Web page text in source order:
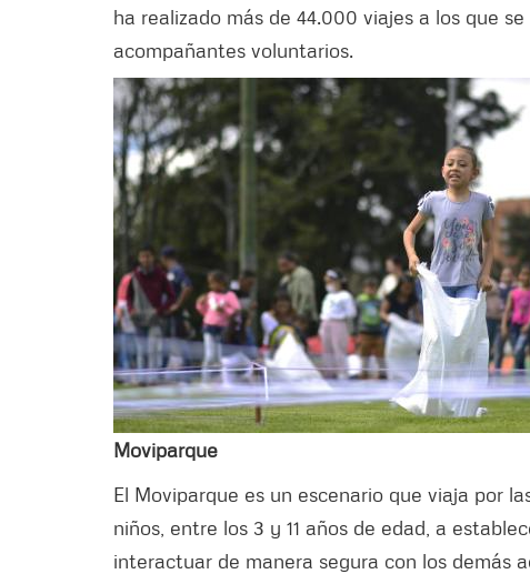
ha realizado más de 44.000 viajes a los que
acompañantes voluntarios.
Moviparque
El Moviparque es un escenario que viaja por
niños, entre los 3 y 11 años de edad, a
interactuar de manera segura con los demás